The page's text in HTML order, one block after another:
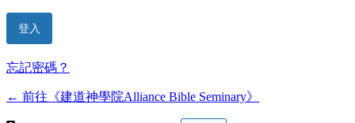
忘記密碼？
← 前往《建道神學院Alliance Bible Seminary》